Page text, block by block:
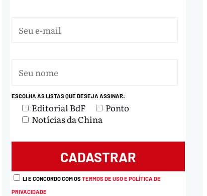
ESCOLHA AS LISTAS QUE DESEJA ASSINAR:
Editorial BdF
Ponto
Notícias da China
LI E CONCORDO COM OSTERMOS DE USO E POLÍTICA DE
PRIVACIDADE